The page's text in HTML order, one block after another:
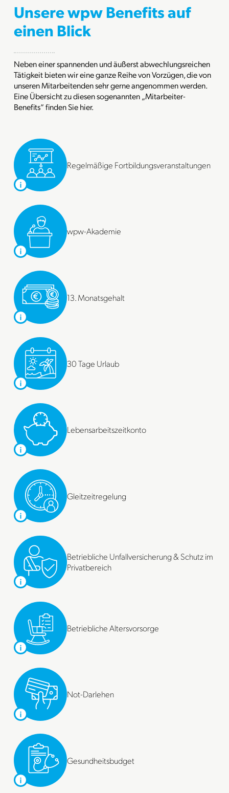
Unsere wpw Benefits auf
einen Blick
Neben einer spannenden und äußerst abwechlungsreichen
Tätigkeit bieten wir eine ganze Reihe von Vorzügen, die von
unseren Mitarbeitenden sehr gerne angenommen werden.
Eine Übersicht zu diesen sogenannten „Mitarbeiter-
Benefits“ finden Sie hier.
Regelmäßige Fortbildungsveranstaltungen
wpw-Akademie
13. Monatsgehalt
30 Tage Urlaub
Lebensarbeitszeitkonto
Gleitzeitregelung
Betriebliche Unfallversicherung & Schutz im
Privatbereich
Betriebliche Altersvorsorge
Not-Darlehen
Gesundheitsbudget